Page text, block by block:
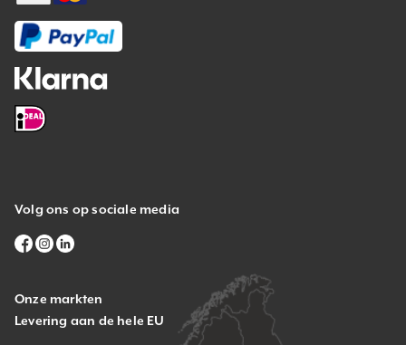
Volg ons op sociale media
Onze markten
Levering aan de hele EU